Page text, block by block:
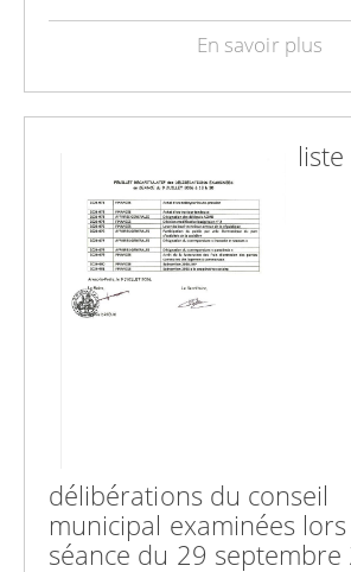
En savoir plus
délibérations du conseil
municipal examinées
séance du 29 septembre